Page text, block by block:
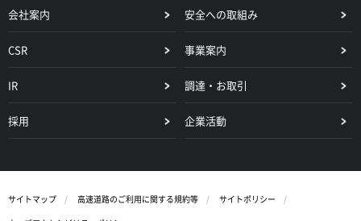
会社案内 安全への取組み
CSR 事業案内
IR 調達・お取引
採用 企業活動
サイトマップ 高速道路のご利用に関する規約等
サイトポリシー